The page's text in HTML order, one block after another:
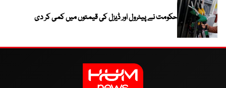
حکومت نے پیٹرول اور ڈیزل کی قیمتوں میں کمی کر دی